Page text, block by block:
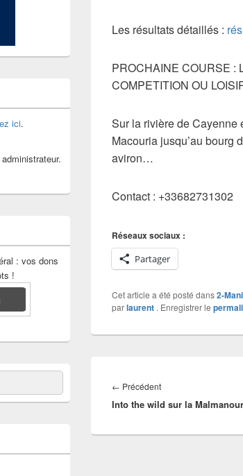
Les résultats détaillés :
PROCHAINE COURSE :
COMPETITION OU
Sur la rivière de Cayenne
Macouria jusqu’au bourg
aviron…
Contact : +33682731302
Réseaux sociaux :
Partager
Cet article a été posté dans2-
parlaurent . Enregistrer le
de
l’article
← PrécédentArticle
précédent :
Into the wild sur la
ici.
: vos dons
!